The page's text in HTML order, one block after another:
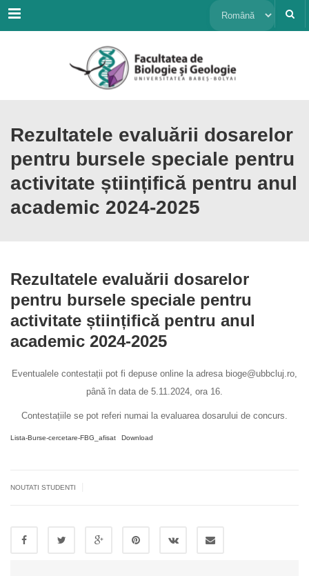
Menu Alege
limbă
Rezultatele evaluării dosarelor
pentru bursele speciale pentru
activitate științifică pentru anul
academic 2024-2025
Rezultatele evaluării dosarelor
pentru bursele speciale pentru
activitate științifică pentru anul
academic 2024-2025
Eventualele contestații pot fi depuse online la adresa bioge@ubbcluj.ro,
până în data de 5.11.2024, ora 16.
Contestațiile se pot referi numai la evaluarea dosarului de concurs.
Lista-Burse-cercetare-FBG_afisat Download
NOUTATI STUDENTI